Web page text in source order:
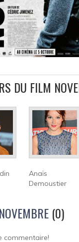
DU FILM
Anaïs
Demoustier
(0)
commentaire!